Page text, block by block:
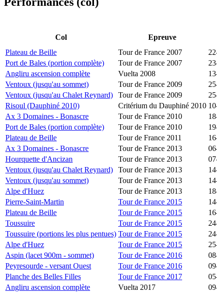
Col
Epreuve
Plateau de Beille
Tour de France 2007
Port de Bales (portion complète)
Tour de France 2007
Angliru ascension complète
Vuelta 2008
Ventoux (jusqu'au sommet)
Tour de France 2009
Ventoux (jusqu'au Chalet Reynard)
Tour de France 2009
Risoul (Dauphiné 2010)
Critérium du Dauphiné 2010
Ax 3 Domaines - Bonascre
Tour de France 2010
Port de Bales (portion complète)
Tour de France 2010
Plateau de Beille
Tour de France 2011
Ax 3 Domaines - Bonascre
Tour de France 2013
Hourquette d'Ancizan
Tour de France 2013
Ventoux (jusqu'au Chalet Reynard)
Tour de France 2013
Ventoux (jusqu'au sommet)
Tour de France 2013
Alpe d'Huez
Tour de France 2013
Pierre-Saint-Martin
Tour de France 2015
Plateau de Beille
Tour de France 2015
Toussuire
Tour de France 2015
Toussuire (portions les plus pentues) Tour de France 2015
Alpe d'Huez
Tour de France 2015
Aspin (lacet 900m - sommet)
Tour de France 2016
Peyresourde - versant Ouest
Tour de France 2016
Planche des Belles Filles
Tour de France 2017
Angliru ascension complète
Vuelta 2017